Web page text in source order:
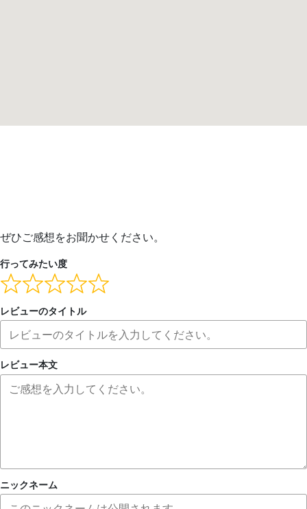
ぜひご感想をお聞かせください。
行ってみたい度
レビューのタイトル
レビュー本文
ニックネーム